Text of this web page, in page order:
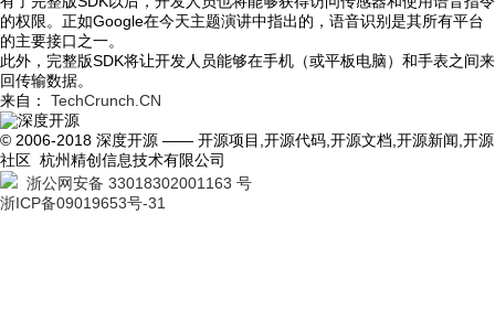
的权限。正如Google在今天主题演讲中指出的，语音识别是其所有平台
的主要接口之一。
此外，完整版SDK将让开发人员能够在手机（或平板电脑）和手表之间来
回传输数据。
来自： TechCrunch.CN
© 2006-2018 深度开源 —— 开源项目,开源代码,开源文档,开源新闻,开源
社区 杭州精创信息技术有限公司
浙公网安备 33018302001163 号
浙ICP备09019653号-31